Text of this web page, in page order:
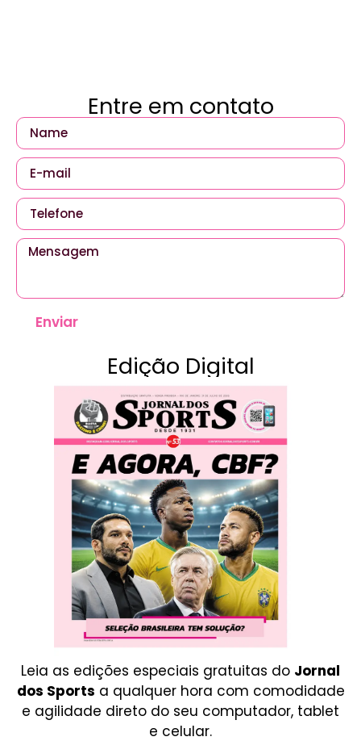
Entre em contato
Enviar
Edição Digital
Leia as edições especiais gratuitas do Jornal
dos Sports a qualquer hora com comodidade
e agilidade direto do seu computador, tablet
e celular.